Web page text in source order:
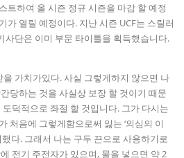
트하여 올 시즌 정규 시즌을 마감 할 예정
가 열릴 예정이다. 지난 시즌 UCF는 스릴러
사단은 이미 부문 타이틀을 획득했습니다.
을 가치가있다. 사실 그렇게하지 않으면 나
당하는 것을 사실상 보장 할 것이기 때문
덕적으로 좌절 할 것입니다. 그가 다시는
처음에 그렇게함으로써 잃는 ‘의심의 이
다. 그래서 나는 구두 끈으로 사용하기로
전기 주전자가 있으며, 물을 넣으면 약 2